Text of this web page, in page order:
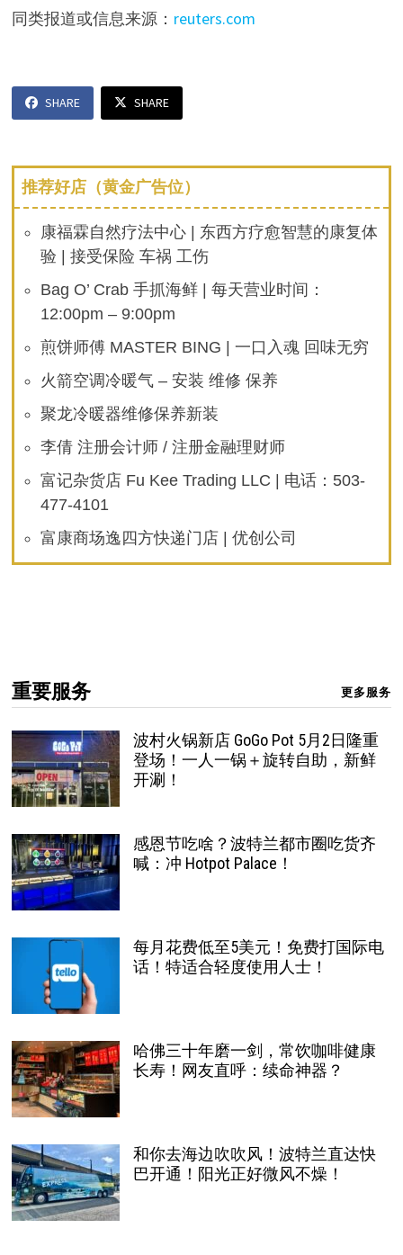
同类报道或信息来源： reuters.com
SHARE SHARE
推荐好店（黄金广告位）
康福霖自然疗法中心 | 东西方疗愈智慧的康复体
验 | 接受保险 车祸 工伤
Bag O’ Crab 手抓海鲜 | 每天营业时间：
12:00pm – 9:00pm
煎饼师傅 MASTER BING | 一口入魂 回味无穷
火箭空调冷暖气 – 安装 维修 保养
聚龙冷暖器维修保养新装
李倩 注册会计师 / 注册金融理财师
富记杂货店 Fu Kee Trading LLC | 电话：503-
477-4101
富康商场逸四方快递门店 | 优创公司
重要服务 更多服务
波村火锅新店 GoGo Pot 5月2日隆重
登场！一人一锅＋旋转自助，新鲜
开涮！
感恩节吃啥？波特兰都市圈吃货齐
喊：冲 Hotpot Palace！
每月花费低至5美元！免费打国际电
话！特适合轻度使用人士！
哈佛三十年磨一剑，常饮咖啡健康
长寿！网友直呼：续命神器？
和你去海边吹吹风！波特兰直达快
巴开通！阳光正好微风不燥！